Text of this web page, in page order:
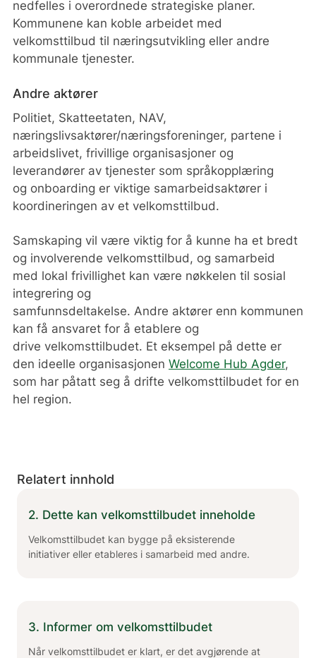
Informere om velkomsttilbudet
Har dere en plan for å nå målgruppen (f.eks.
via nettsider, sosiale medier, plakater)?
Finansiering
Hvordan vil dere sikre at velkomsttilbudet
blir finansiert?
nedfelles i overordnede strategiske planer.
Kommunene kan koble arbeidet med
velkomsttilbud til næringsutvikling eller andre
kommunale tjenester.
Andre aktører
Politiet, Skatteetaten, NAV,
næringslivsaktører/næringsforeninger, partene i
arbeidslivet, frivillige organisasjoner og
leverandører av tjenester som språkopplæring
og onboarding er viktige samarbeidsaktører i
koordineringen av et velkomsttilbud.
Samskaping vil være viktig for å kunne ha et bredt
og involverende velkomsttilbud, og samarbeid
med lokal frivillighet kan være nøkkelen til sosial
integrering og
samfunnsdeltakelse. Andre aktører enn kommunen
kan få ansvaret for å etablere og
drive velkomsttilbudet. Et eksempel på dette er
den ideelle organisasjonen Welcome Hub Agder,
som har påtatt seg å drifte velkomsttilbudet for en
hel region.
Relatert innhold
2. Dette kan velkomsttilbudet inneholde
Velkomsttilbudet kan bygge på eksisterende
initiativer eller etableres i samarbeid med andre.
3. Informer om velkomsttilbudet
Når velkomsttilbudet er klart, er det avgjørende at